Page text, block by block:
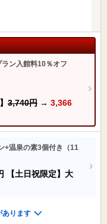
ラン入館料10％オフ
3,740円 → 3,366
+温泉の素3個付き（11
【土日祝限定】大
あります